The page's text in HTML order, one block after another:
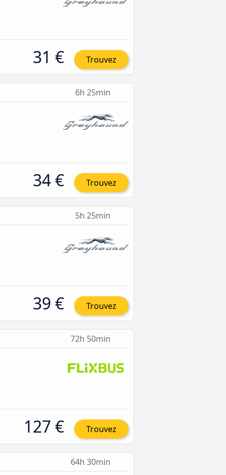
31 € Trouvez
6h 25min
34 € Trouvez
5h 25min
39 € Trouvez
72h 50min
127 € Trouvez
64h 30min